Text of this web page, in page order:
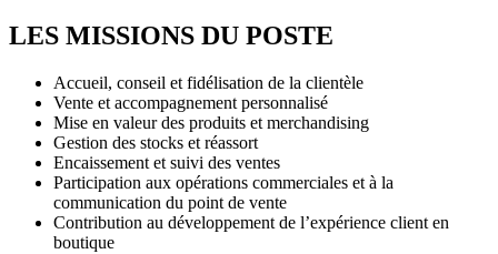
LES MISSIONS DU POSTE
Accueil, conseil et fidélisation de la clientèle
Vente et accompagnement personnalisé
Mise en valeur des produits et merchandising
Gestion des stocks et réassort
Encaissement et suivi des ventes
Participation aux opérations commerciales et à la
communication du point de vente
Contribution au développement de l’expérience client en
boutique